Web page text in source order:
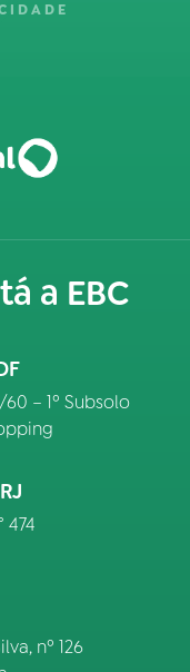
a EBC
– 1º Subsolo
474
nº 126